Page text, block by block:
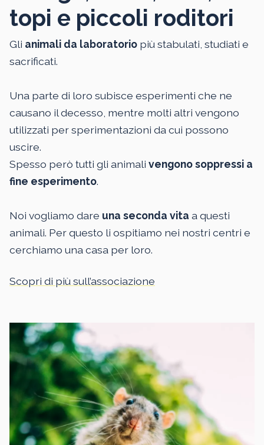
topi e piccoli roditori
Gli animali da laboratorio più stabulati, studiati e
sacrificati.
Una parte di loro subisce esperimenti che ne
causano il decesso, mentre molti altri vengono
utilizzati per sperimentazioni da cui possono
uscire.
Spesso però tutti gli animali vengono soppressi a
fine esperimento.
Noi vogliamo dare una seconda vita a questi
animali. Per questo li ospitiamo nei nostri centri e
cerchiamo una casa per loro.
Scopri di più sull’associazione